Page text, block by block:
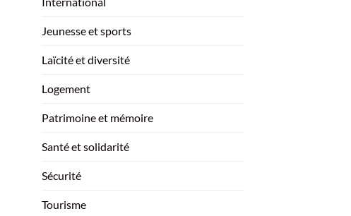
Jeunesse et sports
Laïcité et diversité
Logement
Patrimoine et mémoire
Santé et solidarité
Sécurité
Tourisme